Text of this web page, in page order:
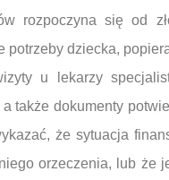
rozpoczyna się od
potrzeby dziecka,
u lekarzy
także dokumenty
że sytuacja
orzeczenia, lub że